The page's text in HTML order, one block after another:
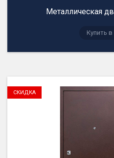
Металлическая